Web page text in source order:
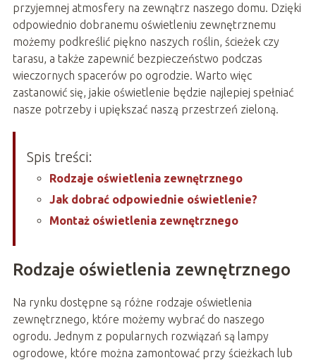
przyjemnej atmosfery na zewnątrz naszego domu. Dzięki
odpowiednio dobranemu oświetleniu zewnętrznemu
możemy podkreślić piękno naszych roślin, ścieżek czy
tarasu, a także zapewnić bezpieczeństwo podczas
wieczornych spacerów po ogrodzie. Warto więc
zastanowić się, jakie oświetlenie będzie najlepiej spełniać
nasze potrzeby i upiększać naszą przestrzeń zieloną.
Spis treści:
Rodzaje oświetlenia zewnętrznego
Jak dobrać odpowiednie oświetlenie?
Montaż oświetlenia zewnętrznego
Rodzaje oświetlenia zewnętrznego
Na rynku dostępne są różne rodzaje oświetlenia
zewnętrznego, które możemy wybrać do naszego
ogrodu. Jednym z popularnych rozwiązań są lampy
ogrodowe, które można zamontować przy ścieżkach lub